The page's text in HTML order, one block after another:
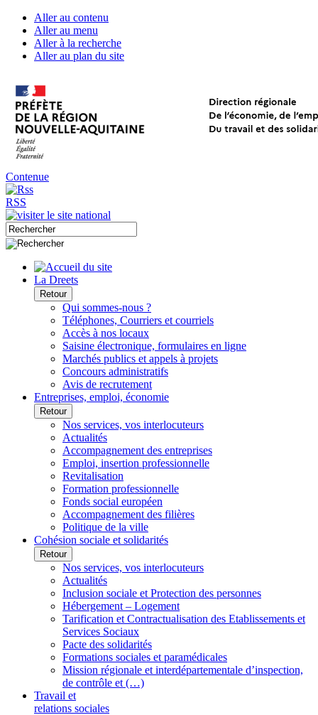
Aller au contenu
Aller au menu
Aller à la recherche
Aller au plan du site
Contenue
RSS
La Dreets
Retour
Qui sommes-nous ?
Téléphones, Courriers et courriels
Accès à nos locaux
Saisine électronique, formulaires en ligne
Marchés publics et appels à projets
Concours administratifs
Avis de recrutement
Entreprises, emploi, économie
Retour
Nos services, vos interlocuteurs
Actualités
Accompagnement des entreprises
Emploi, insertion professionnelle
Revitalisation
Formation professionnelle
Fonds social européen
Accompagnement des filières
Politique de la ville
Cohésion sociale et solidarités
Retour
Nos services, vos interlocuteurs
Actualités
Inclusion sociale et Protection des personnes
Hébergement – Logement
Tarification et Contractualisation des Etablissements et
Services Sociaux
Pacte des solidarités
Formations sociales et paramédicales
Mission régionale et interdépartementale d’inspection,
de contrôle et (…)
Travail et
relations sociales